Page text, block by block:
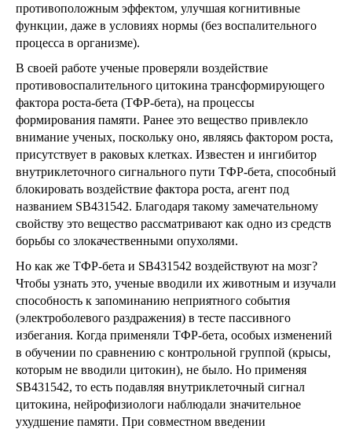
противоположным эффектом, улучшая когнитивные
функции, даже в условиях нормы (без воспалительного
процесса в организме).
В своей работе ученые проверяли воздействие
противовоспалительного цитокина трансформирующего
фактора роста-бета (ТФР-бета), на процессы
формирования памяти. Ранее это вещество привлекло
внимание ученых, поскольку оно, являясь фактором роста,
присутствует в раковых клетках. Известен и ингибитор
внутриклеточного сигнального пути ТФР-бета, способный
блокировать воздействие фактора роста, агент под
названием SB431542. Благодаря такому замечательному
свойству это вещество рассматривают как одно из средств
борьбы со злокачественными опухолями.
Но как же ТФР-бета и SB431542 воздействуют на мозг?
Чтобы узнать это, ученые вводили их животным и изучали
способность к запоминанию неприятного события
(электроболевого раздражения) в тесте пассивного
избегания. Когда применяли ТФР-бета, особых изменений
в обучении по сравнению с контрольной группой (крысы,
которым не вводили цитокин), не было. Но применяя
SB431542, то есть подавляя внутриклеточный сигнал
цитокина, нейрофизиологи наблюдали значительное
ухудшение памяти. При совместном введении